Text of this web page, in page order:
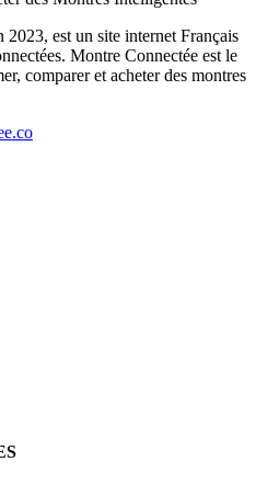
est un site internet Français
Montre Connectée est le
comparer et acheter des montres